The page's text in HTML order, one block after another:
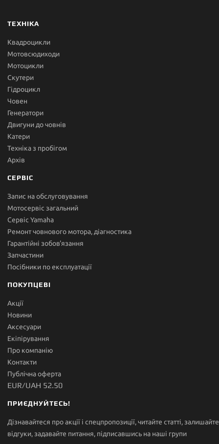
ТЕХНІКА
Квадроцикли
Мотовсюдиходи
Мотоцикли
Скутери
Гідроцикл
Човен
Генератори
Двигуни до човнів
Катери
Техніка з пробігом
Архів
СЕРВІС
Запис на обслуговування
Мотосервіс загальний
Сервіс Yamaha
Ремонт човнового мотора, діагностика
Гарантійні зобов'язання
Запчастини
Посібники по експлуатації
ПОКУПЦЕВІ
Акції
Новини
Аксесуари
Екіпірування
Про компанію
Контакти
Публічна оферта
EUR/UAH 52.50
ПРИЄДНУЙТЕСЬ!
Дізнавайтеся про акції і спецпропозиції, читайте статті, залишайте
відгуки, задавайте питання, підписавшись на наші групи